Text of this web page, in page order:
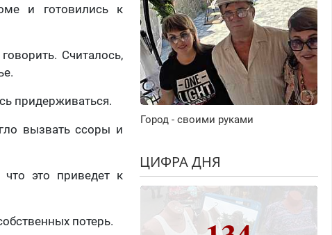
и готовились к
Считалось,
придерживаться.
вызвать ссоры и
что это приведет к
потерь.
Город - своими руками
ЦИФРА ДНЯ